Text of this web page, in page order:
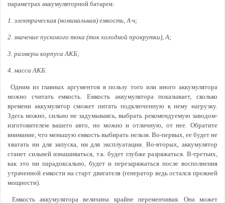
параметрах аккумуляторной батареи:
1. электрическая (номинальная) емкость, А∙ч;
2. значение пускового тока (ток холодной прокрутки), А;
3. размеры корпуса АКБ;
4. масса АКБ.
Одним из главных аргументов в пользу того или иного аккумулятора
можно считать емкость. Емкость аккумулятора показывает, сколько
времени аккумулятор сможет питать подключенную к нему нагрузку.
Здесь можно, сильно не задумываясь, выбрать рекомендуемую заводом-
изготовителем вашего авто, но можно и отличную, от нее. Обратите
внимание, что меньшую емкость выбирать нельзя. Во-первых, ее будет не
хватать ни для запуска, ни для эксплуатации. Во-вторых, аккумулятор
станет сильней изнашиваться, т.к. будет глубже разряжаться. В-третьих,
как это ни парадоксально, будет и перезаряжаться после восполнения
утраченной емкости на старт двигателя (генератор ведь остался прежней
мощности).
Емкость аккумулятора величина крайне переменчивая. Она может